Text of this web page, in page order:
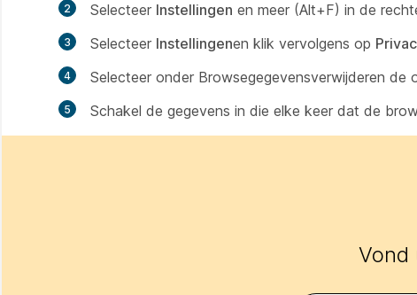
Selecteer Instellingen en meer (Alt+F) in de
Selecteer Instellingenen klik vervolgens op
Selecteer onder Browsegegevensverwijderen de
Schakel de gegevens in die elke keer dat de
Vond